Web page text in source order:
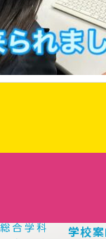
学校案